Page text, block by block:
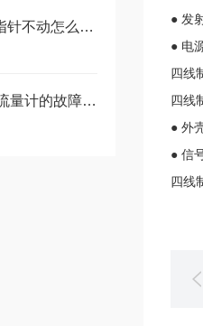
金属管浮子流量计指针不动怎么处理
DSF10金属管转子流量计的故障与处理
● 发
● 电
四线
四线
● 外
● 信
四线